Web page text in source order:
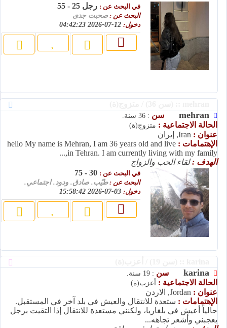
في البحث عن : رجل 25 - 55
البحث عن : صحبت جدی
دخول:
mehran سن : 36 سنة.
الحالة الاجتماعية : متزوج(ة)
عنوان : Iran, إيران
الإهتمامات : hello My name is Mehran, I am 36 years old and live
in Tehran. I am currently living with my family,...
الهدف :لقاء الحب والزواج
في البحث عن :
البحث عن :طيّب. صادق. ودود. اجتماعي.
دخول:
karina سن : 19 سنة.
الحالة الاجتماعية : أعزب(ة)
عنوان : Jordan, الاردن
الإهتمامات : ستعدة للانتقال والعيش في بلد آخر في المستقبل.
حالياً أعيش في بلغاريا، ولكنني مستعدة للانتقال إذا التقيت برجل
يعجبني وأشعر تجاهه...